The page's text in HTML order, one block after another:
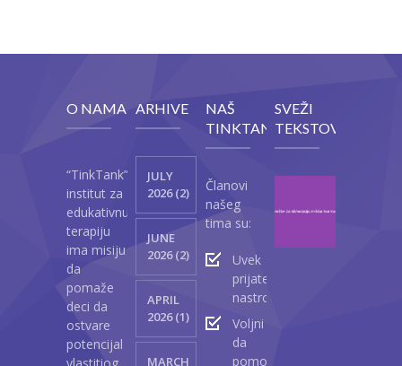
O NAMA
“TinkTank”
institut za
edukativnu
terapiju
ima misiju
da
pomaže
deci da
ostvare
potencijal
ARHIVE
JULY
2026 (2)
JUNE
2026 (2)
APRIL
2026 (1)
MARCH
NAŠ
TINKTANK
Članovi
našeg
tima su:
Uvek
prijateljski
nastrojeni
Voljni
da
pomognu
SVEŽI
TEKSTOVI